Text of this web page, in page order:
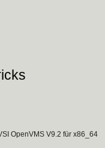
OpenVMS V9.2 für x86_64